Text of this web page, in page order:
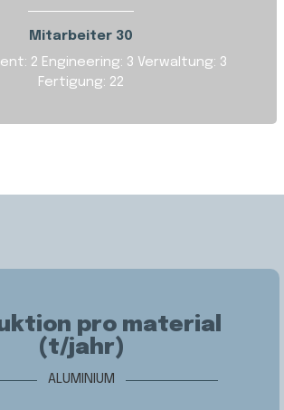
Mitarbeiter 30
2 Engineering: 3 Verwaltung: 3
Fertigung: 22
pro material
(t/jahr)
ALUMINIUM